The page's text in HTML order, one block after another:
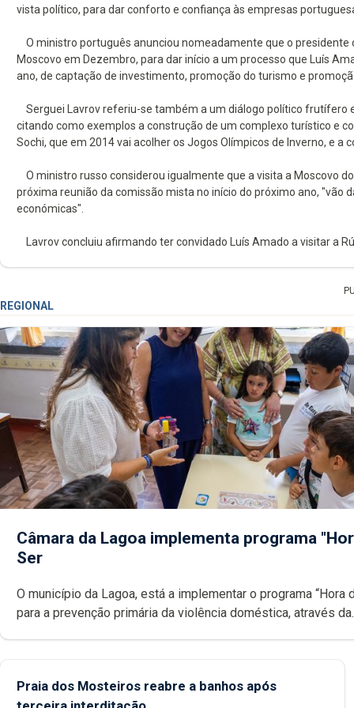
vista político, para dar conforto e confiança às empresas
O ministro português anunciou nomeadamente que o
Moscovo em Dezembro, para dar início a um processo que Luís
ano, de captação de investimento, promoção do turismo e
Serguei Lavrov referiu-se também a um diálogo político frutífero
citando como exemplos a construção de um complexo turístico e
Sochi, que em 2014 vai acolher os Jogos Olímpicos de Inverno, e
O ministro russo considerou igualmente que a visita a Moscovo
próxima reunião da comissão mista no início do próximo ano,
económicas".
Lavrov concluiu afirmando ter convidado Luís Amado a visitar a
REGIONAL
Câmara da Lagoa implementa programa
Ser
O município da Lagoa, está a implementar o programa “Hora
para a prevenção primária da violência doméstica, através da
Praia dos Mosteiros reabre a banhos após